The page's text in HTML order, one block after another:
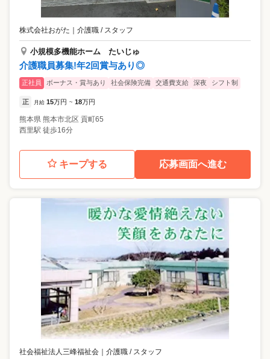
株式会社おがた 介護職 / スタッフ
小規模多機能ホーム たいじゅ
介護職員募集!年2回賞与あり◎
正社員 ボーナス・賞与あり 社会保険完備 交通費支給 深夜 シフト制
正 月給 15万円 ~ 18万円
熊本県 熊本市北区 貢町65
西里駅 徒歩16分
キープする 応募画面へ進む
社会福祉法人三峰福祉会 介護職 / スタッフ